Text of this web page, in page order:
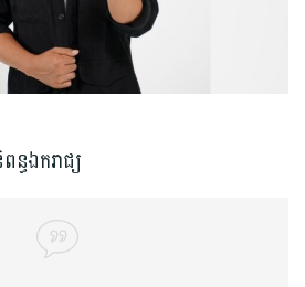
ធឯករាជ្យ